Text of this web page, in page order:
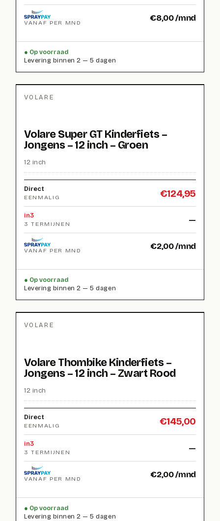
VANAF PER MND €8,00/mnd
Op voorraad
Levering binnen 2 — 5 dagen
VOLARE
Volare Super GT Kinderfiets –
Jongens – 12 inch – Groen
12 inch
Direct
EENMALIG €124,95
in3
3 TERMIJNEN —
VANAF PER MND €2,00/mnd
Op voorraad
Levering binnen 2 — 5 dagen
VOLARE
Volare Thombike Kinderfiets –
Jongens – 12 inch – Zwart Rood
12 inch
Direct
EENMALIG €145,00
in3
3 TERMIJNEN —
VANAF PER MND €2,00/mnd
Op voorraad
Levering binnen 2 — 5 dagen